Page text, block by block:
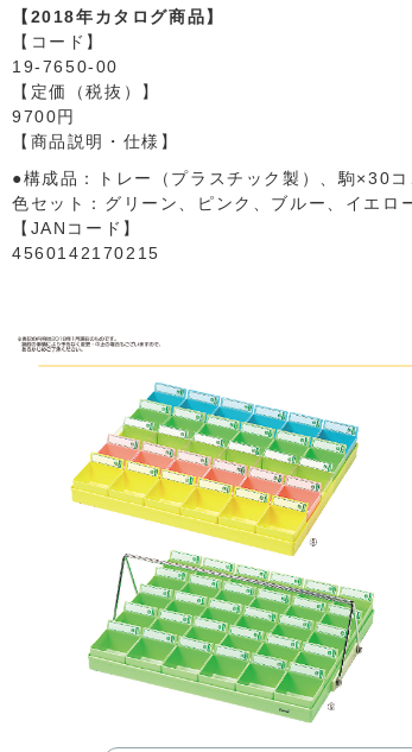
【2018年カタログ商品】
【コード】
19-7650-00
【定価（税抜）】
9700円
【商品説明・仕様】
●構成品：トレー（プラスチック製）、駒×30
色セット：グリーン、ピンク、ブルー、イエロ
【JANコード】
4560142170215